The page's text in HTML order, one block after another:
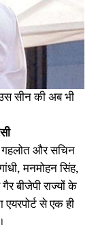
सीन की अब भी
गहलोत और सचिन
मनमो​हन सिंह,
बीजेपी राज्यों के
से एक ही